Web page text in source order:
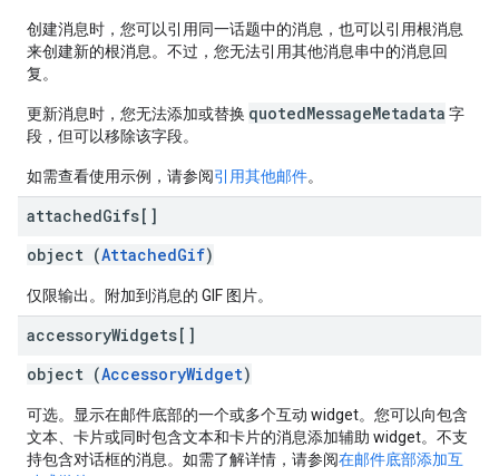
创建消息时，您可以引用同一话题中的消息，也可以引用根消息
来创建新的根消息。不过，您无法引用其他消息串中的消息回
复。
更新消息时，您无法添加或替换 quotedMessageMetadata 字
段，但可以移除该字段。
如需查看使用示例，请参阅引用其他邮件。
attachedGifs[]
object (AttachedGif)
仅限输出。附加到消息的 GIF 图片。
accessoryWidgets[]
object (AccessoryWidget)
可选。显示在邮件底部的一个或多个互动 widget。您可以向包含
文本、卡片或同时包含文本和卡片的消息添加辅助 widget。不支
持包含对话框的消息。如需了解详情，请参阅在邮件底部添加互